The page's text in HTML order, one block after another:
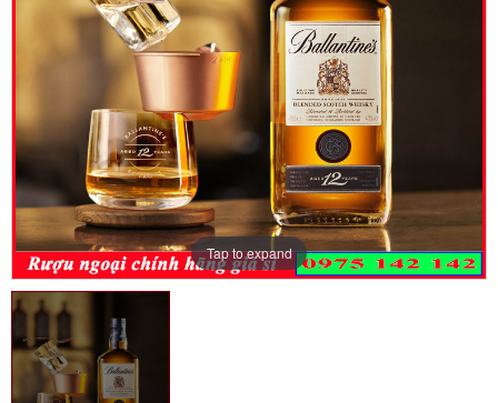
Tap to expand